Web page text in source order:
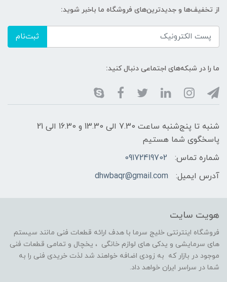
از تخفیف‌ها و جدیدترین‌های فروشگاه ما باخبر شوید:
ثبت‌نام
ما را در شبکه‌های اجتماعی دنبال کنید:
شنبه تا پنج‌شنبه ساعت 7.30 الی 13.30 و 16.30 الی 21
پاسخگوی شما هستیم
شماره تماس:
09172419702
آدرس ایمیل:
dhwbaqr@gmail.com
هویت سایت
فروشگاه اینترنتی خلیج سرما با هدف ارائه قطعات فنی مانند سیستم
های سرمایشی و یدکی های لوازم خانگی ، یخچال و تمامی قطعات فنی
موجود در بازار که به زودی اضافه خواهند شد لذت خریدی فنی را به
شما در سراسر ایران خواهد داد.